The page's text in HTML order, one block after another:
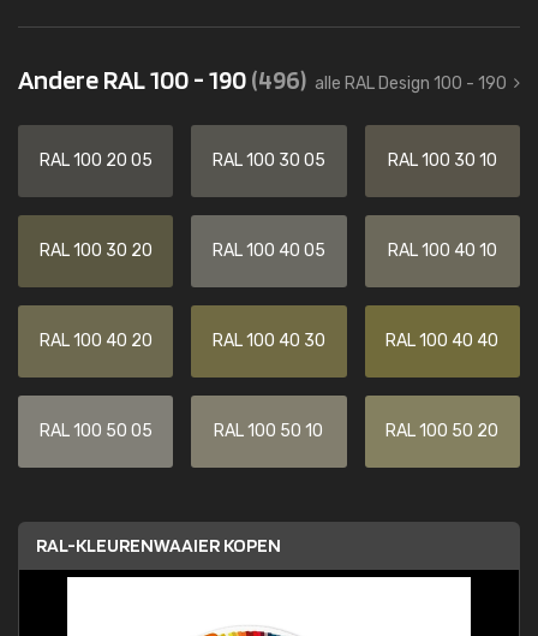
Andere RAL 100 - 190(496) alle RAL Design 100 - 190
RAL 100 20 05 RAL 100 30 05 RAL 100 30 10
RAL 100 30 20 RAL 100 40 05 RAL 100 40 10
RAL 100 40 20 RAL 100 40 30 RAL 100 40 40
RAL 100 50 05 RAL 100 50 10 RAL 100 50 20
RAL-KLEURENWAAIER KOPEN